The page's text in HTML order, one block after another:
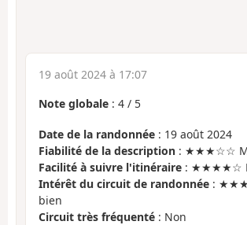
19 août 2024 à 17:07
Note globale : 4 / 5
Date de la randonnée : 19 août 2024
Fiabilité de la description : ★★★☆☆
Facilité à suivre l'itinéraire : ★★★★☆
Intérêt du circuit de randonnée :
bien
Circuit très fréquenté : Non